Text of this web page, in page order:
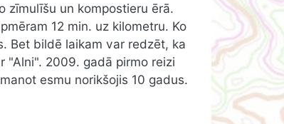
zīmulīšu un kompostieru ērā.
12 min. uz kilometru. Ko
Bet bildē laikam var redzēt, ka
"Alni". 2009. gadā pirmo reizi
esmu norikšojis 10 gadus.